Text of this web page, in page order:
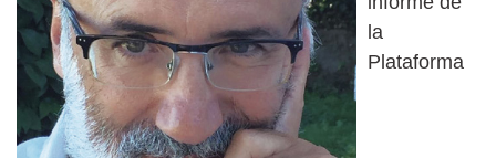
la
Plataforma